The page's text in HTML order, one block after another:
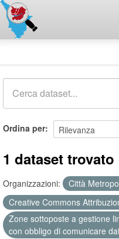
Ordina per
1 dataset trovato
Organizzazioni: Città
Creative Commons
Zone sottoposte a gestione
con obbligo di comunicare